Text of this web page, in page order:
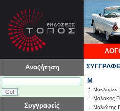
Αναζήτηση
Συγγραφείς
Μ
::. Μακλάρεν
::. Μαλακός
::. Μαλιώτης